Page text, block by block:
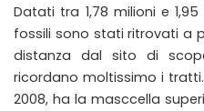
Datati tra 1,78 milioni e
fossili sono stati ritrovati a
distanza dal sito di
ricordano moltissimo i tratti.
2008, ha la masccella